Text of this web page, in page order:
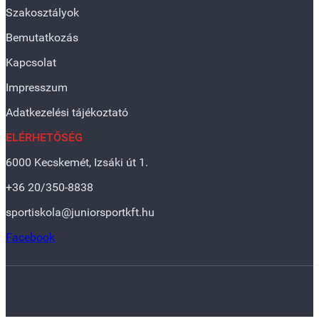
Szakosztályok
Bemutatkozás
Kapcsolat
Impresszum
Adatkezelési tájékoztató
ELÉRHETŐSÉG
6000 Kecskemét, Izsáki út 1.
+36 20/350-8838
sportiskola@juniorsportkft.hu
Facebook